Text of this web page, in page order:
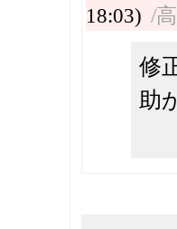
18:03) /
修
助